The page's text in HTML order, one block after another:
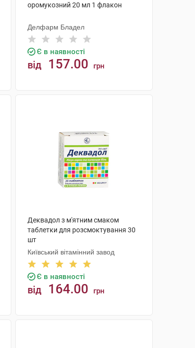
оромукозний 20 мл 1 флакон
Делфарм Бладел
Є в наявності
від 157.00 грн
Деквадол з м'ятним смаком
таблетки для розсмоктування 30
шт
Київський вітамінний завод
Є в наявності
від 164.00 грн